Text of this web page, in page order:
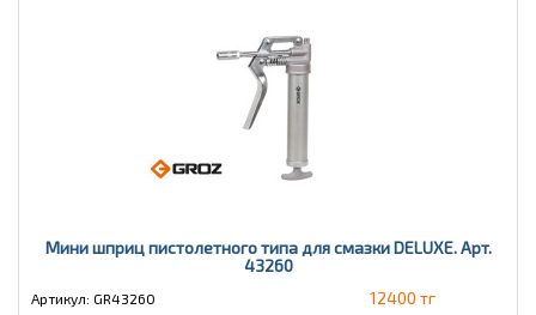
Мини шприц пистолетного типа для смазки DELUXE. Арт.
43260
Артикул: GR43260 12400 тг